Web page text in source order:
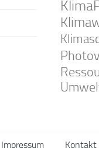
Impressum Kontakt